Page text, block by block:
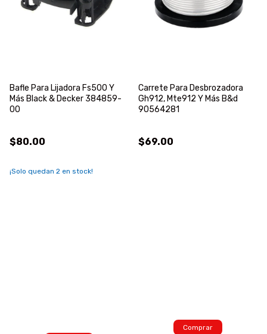
Bafle Para Lijadora Fs500 Y
Más Black & Decker 384859-
00
$80.00
¡Solo quedan 2 en stock!
Carrete Para Desbrozadora
Gh912, Mte912 Y Más B&d
90564281
$69.00